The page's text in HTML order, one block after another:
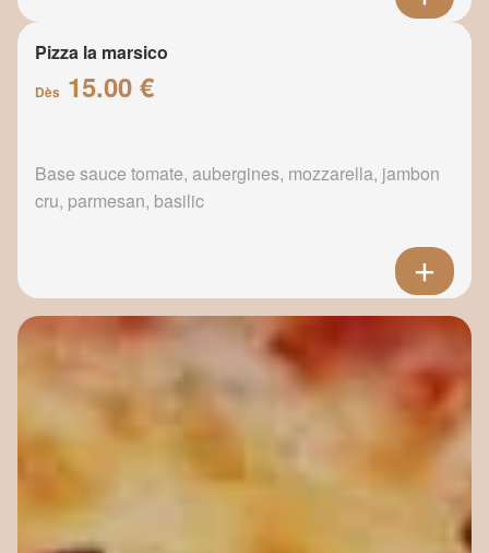
Pizza la marsico
Dès 15.00 €
Base sauce tomate, aubergines, mozzarella, jambon
cru, parmesan, basilic